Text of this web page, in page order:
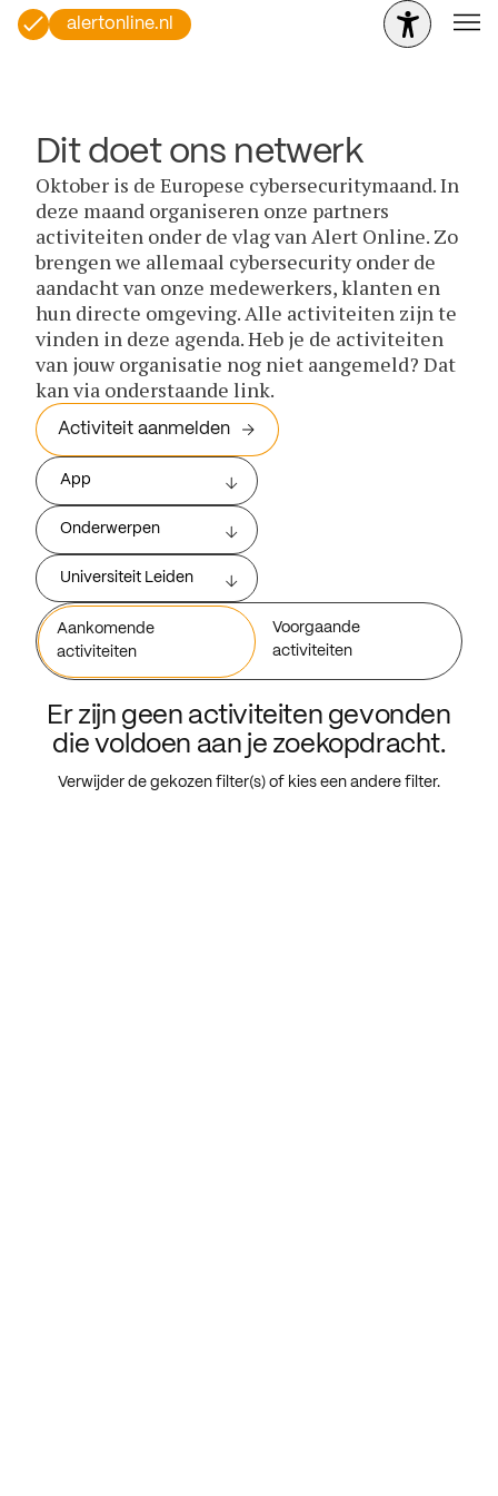
alertonline.nl
Dit doet ons netwerk
Oktober is de Europese cybersecuritymaand. In
deze maand organiseren onze partners
activiteiten onder de vlag van Alert Online. Zo
brengen we allemaal cybersecurity onder de
aandacht van onze medewerkers, klanten en
hun directe omgeving. Alle activiteiten zijn te
vinden in deze agenda. Heb je de activiteiten
van jouw organisatie nog niet aangemeld? Dat
kan via onderstaande link.
Activiteit aanmelden
App
Onderwerpen
Universiteit Leiden
Aankomende
activiteiten
Voorgaande
activiteiten
Er zijn geen activiteiten gevonden
die voldoen aan je zoekopdracht.
Verwijder de gekozen filter(s) of kies een andere filter.